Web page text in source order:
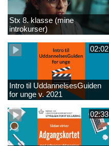
Stx 8. klasse (mine
introkurser)
02:02
Intro til UddannelsesGuiden
for unge v. 2021
02:33